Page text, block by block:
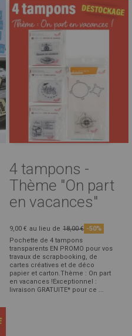
4 tampons -
Thème "On part
en vacances"
9,00 € au lieu de 18,00 € -50%
Pochette de 4 tampons
transparents EN PROMO pour vos
travaux de scrapbooking, de
cartes créatives et de déco
papier et carton.Thème : On part
en vacances !Exceptionnel :
livraison GRATUITE* pour ce ...